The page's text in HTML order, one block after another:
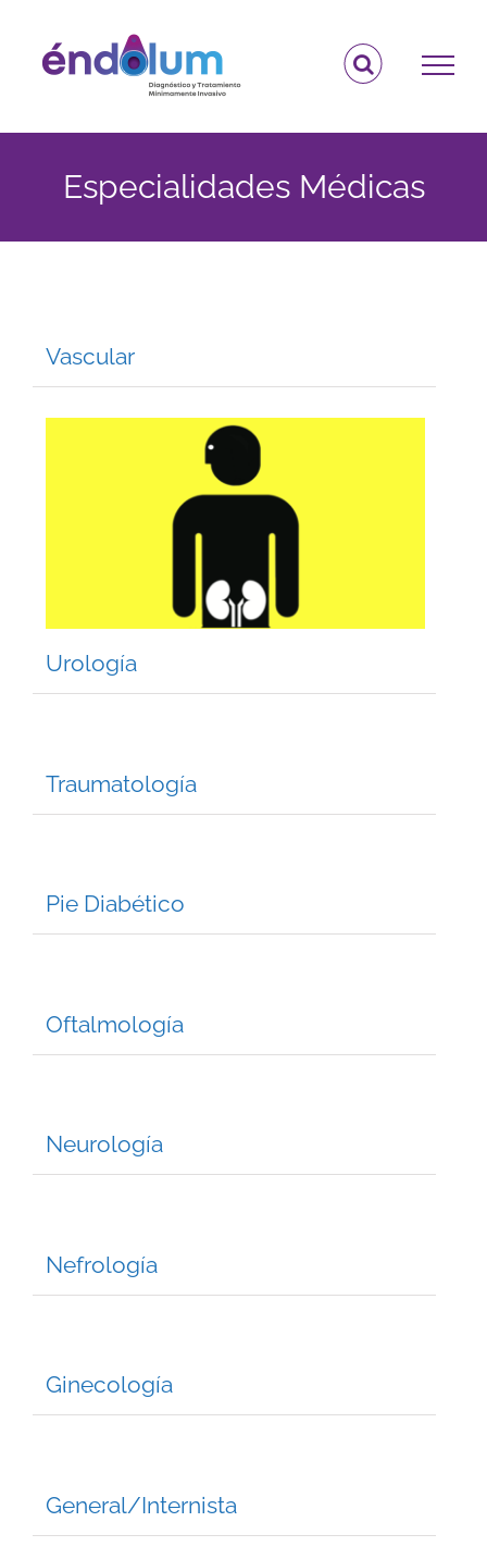
contenido
Especialidades Médicas
Vascular
Urología
Traumatología
Pie Diabético
Oftalmología
Neurología
Nefrología
Ginecología
General/Internista